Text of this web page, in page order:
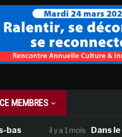
MEMBRES
il y a 1 mois Dans le cadre